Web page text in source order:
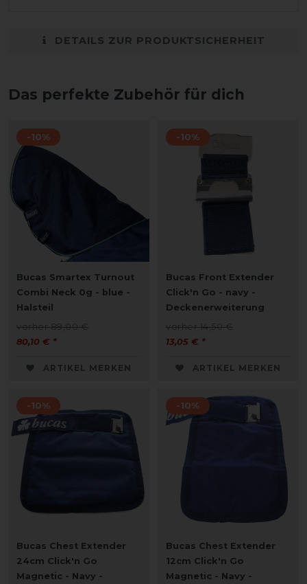
DETAILS ZUR PRODUKTSICHERHEIT
Das perfekte Zubehör für dich
-10%
Bucas Smartex Turnout
Combi Neck 0g - blue -
Halsteil
vorher 89,00 €
80,10 € *
ARTIKEL MERKEN
-10%
Bucas Front Extender
Click'n Go - navy -
Deckenerweiterung
vorher 14,50 €
13,05 € *
ARTIKEL MERKEN
-10%
Bucas Chest Extender
24cm Click'n Go
Magnetic - Navy -
-10%
Bucas Chest Extender
12cm Click'n Go
Magnetic - Navy -